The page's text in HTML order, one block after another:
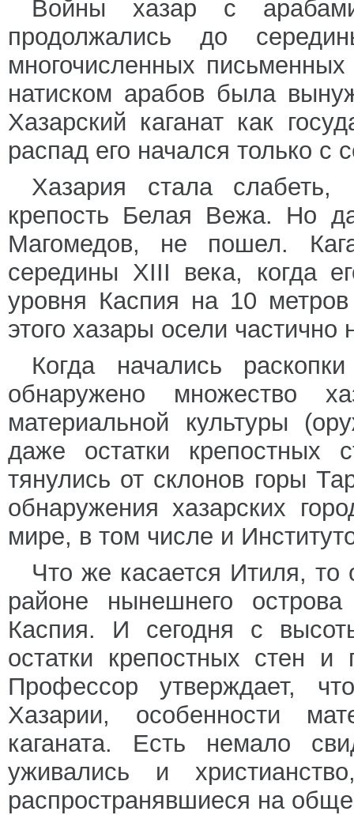
Войны хазар с
продолжались до
многочисленных
натиском арабов была
Хазарский каганат как
распад его начался только с
Хазария стала слабеть,
крепость Белая Вежа. Но
Магомедов, не пошел.
середины XIII века, когда
уровня Каспия на 10
этого хазары осели
Когда начались
обнаружено множество
материальной культуры
даже остатки крепостных
тянулись от склонов горы
обнаружения хазарских
мире, в том числе и
Что же касается Итиля,
районе нынешнего
Каспия. И сегодня с
остатки крепостных стен
Профессор утверждает,
Хазарии, особенности
каганата. Есть немало
уживались и
распространявшиеся на